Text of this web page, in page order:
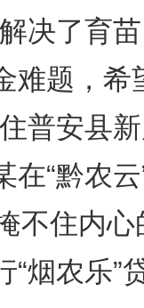
决了育苗
难题，希
普安县
在“黔农
不住内心
“烟农乐”